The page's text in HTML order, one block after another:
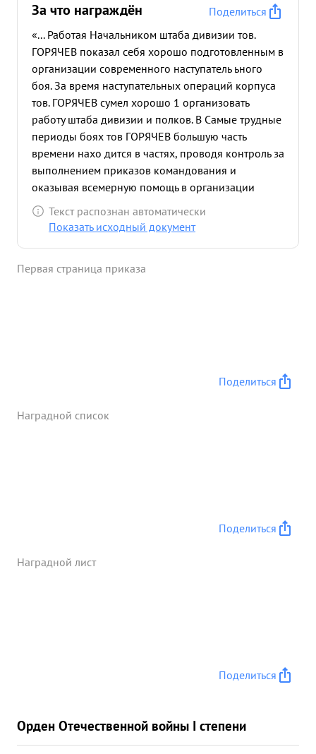
За что награждён
Поделиться
«... Работая Начальником штаба дивизии тов.
ГОРЯЧЕВ показал себя хорошо подготовленным в
организации современного наступатель ьного
боя. За время наступательных операций корпуса
тов. ГОРЯЧЕВ сумел хорошо 1 организовать
работу штаба дивизии и полков. В Самые трудные
периоды боях тов ГОРЯЧЕВ большую часть
времени нахо дится в частях, проводя контроль за
выполнением приказов командования и
оказывая всемерную помощь в организации
наступательного боя. в результате умелой
организации управления частями в наступательно
пунктов и сходу форсировала реку Вислока,
Текст распознан автоматически
Показать исходный документ
Первая страница приказа
Поделиться
Наградной список
Поделиться
Наградной лист
Поделиться
Орден Отечественной войны I степени